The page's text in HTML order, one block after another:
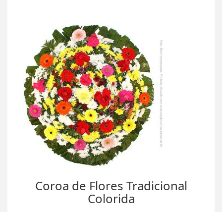
Coroa de Flores Tradicional
Colorida